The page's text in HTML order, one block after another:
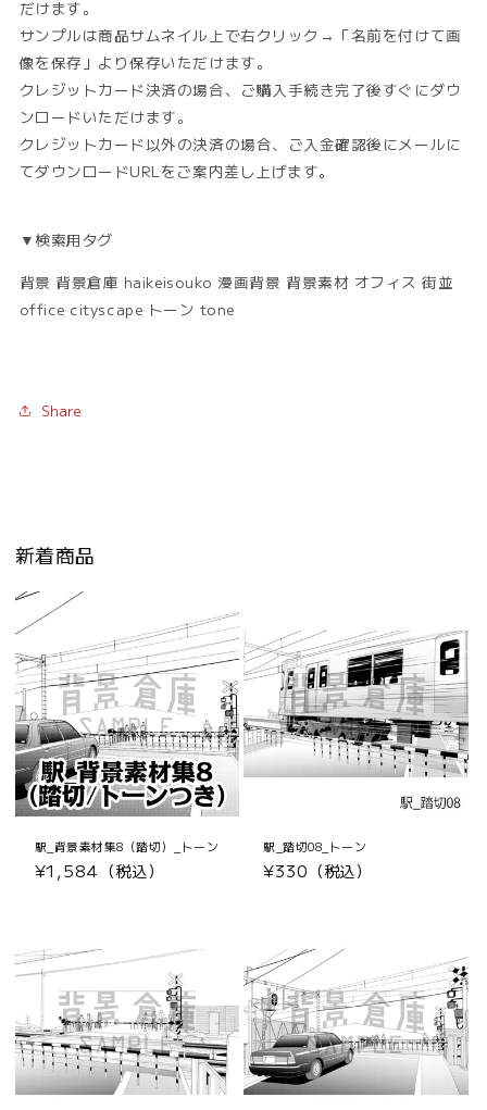
だけます。
サンプルは商品サムネイル上で右クリック→「名前を付けて画
像を保存」より保存いただけます。
クレジットカード決済の場合、ご購入手続き完了後すぐにダウ
ンロードいただけます。
クレジットカード以外の決済の場合、ご入金確認後にメールに
てダウンロードURLをご案内差し上げます。
▼検索用タグ
背景 背景倉庫 haikeisouko 漫画背景 背景素材 オフィス 街並
office cityscape トーン tone
Share
新着商品
駅_背景素材集8（踏切）_トーン
通
¥1,584（税込）
駅_踏切08_トーン
通
¥330（税込）